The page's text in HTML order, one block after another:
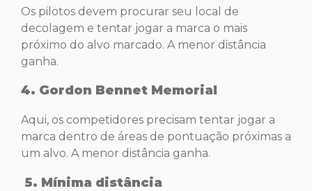
Os pilotos devem procurar seu local de
decolagem e tentar jogar a marca o mais
próximo do alvo marcado. A menor distância
ganha.
4. Gordon Bennet Memorial
Aqui, os competidores precisam tentar jogar a
marca dentro de áreas de pontuação próximas a
um alvo. A menor distância ganha.
5. Mínima distância